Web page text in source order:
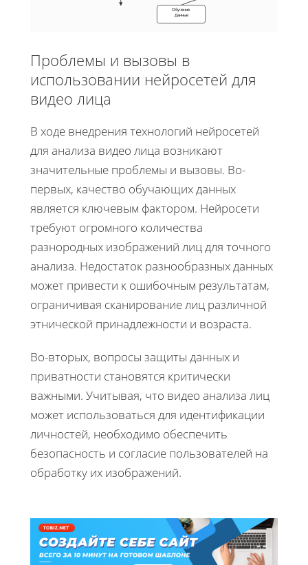
Обучение
Данные
Проблемы и вызовы в
использовании нейросетей для
видео лица
В ходе внедрения технологий нейросетей
для анализа видео лица возникают
значительные проблемы и вызовы. Во-
первых, качество обучающих данных
является ключевым фактором. Нейросети
требуют огромного количества
разнородных изображений лиц для точного
анализа. Недостаток разнообразных данных
может привести к ошибочным результатам,
ограничивая сканирование лиц различной
этнической принадлежности и возраста.
Во-вторых, вопросы защиты данных и
приватности становятся критически
важными. Учитывая, что видео анализа лиц
может использоваться для идентификации
личностей, необходимо обеспечить
безопасность и согласие пользователей на
обработку их изображений.